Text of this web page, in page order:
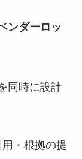
ンダーロッ
同時に設計
用・根拠の提